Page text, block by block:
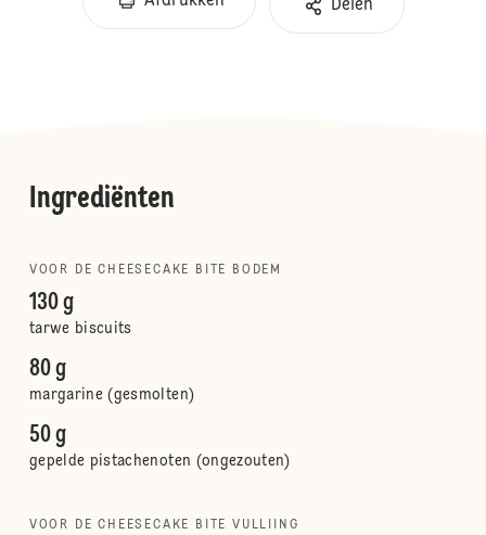
Delen
Ingrediënten
VOOR DE CHEESECAKE BITE BODEM
130 g
tarwe biscuits
80 g
margarine (gesmolten)
50 g
gepelde pistachenoten (ongezouten)
VOOR DE CHEESECAKE BITE VULLIING